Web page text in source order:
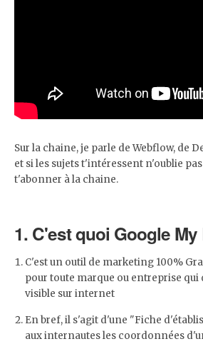
Sur la chaine, je parle de Webflow, de
et si les sujets t'intéressent n'oublie
t'abonner à la chaine.
1. C'est quoi Google
C'est un outil de marketing 100%
pour toute marque ou entreprise qui
visible sur internet
En bref, il s'agit d'une "Fiche
aux internautes les coordonnées